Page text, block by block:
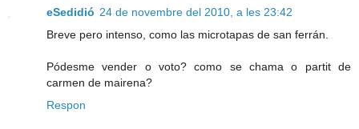
eSedidió 24 de novembre del 2010, a les 23:42
Breve pero intenso, como las microtapas de san ferrán.
Pódesme vender o voto? como se chama o partit de
carmen de mairena?
Respon